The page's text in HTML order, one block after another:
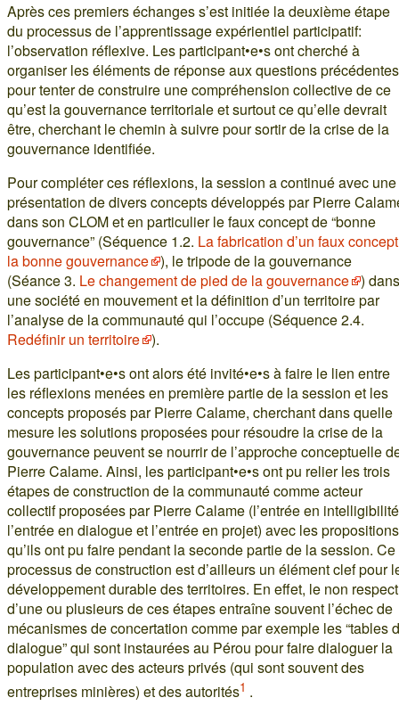
Après ces premiers échanges s’est initiée la deuxième étape
du processus de l’apprentissage expérientiel participatif:
l’observation réflexive. Les participant•e•s ont cherché à
organiser les éléments de réponse aux questions précédentes
pour tenter de construire une compréhension collective de ce
qu’est la gouvernance territoriale et surtout ce qu’elle devrait
être, cherchant le chemin à suivre pour sortir de la crise de la
gouvernance identifiée.
Pour compléter ces réflexions, la session a continué avec une
présentation de divers concepts développés par Pierre
dans son CLOM et en particulier le faux concept de “bonne
gouvernance” (Séquence 1.2. La fabrication d’un faux
la bonne gouvernance ), le tripode de la gouvernance
(Séance 3. Le changement de pied de la gouvernance ) dans
une société en mouvement et la définition d’un territoire par
l’analyse de la communauté qui l’occupe (Séquence 2.4.
Redéfinir un territoire ).
Les participant•e•s ont alors été invité•e•s à faire le lien entre
les réflexions menées en première partie de la session et les
concepts proposés par Pierre Calame, cherchant dans quelle
mesure les solutions proposées pour résoudre la crise de la
gouvernance peuvent se nourrir de l’approche conceptuelle
Pierre Calame. Ainsi, les participant•e•s ont pu relier les trois
étapes de construction de la communauté comme acteur
collectif proposées par Pierre Calame (l’entrée en
l’entrée en dialogue et l’entrée en projet) avec les propositions
qu’ils ont pu faire pendant la seconde partie de la session. Ce
processus de construction est d’ailleurs un élément clef pour
développement durable des territoires. En effet, le non respect
d’une ou plusieurs de ces étapes entraîne souvent l’échec de
mécanismes de concertation comme par exemple les “tables
dialogue” qui sont instaurées au Pérou pour faire dialoguer la
population avec des acteurs privés (qui sont souvent des
entreprises minières) et des autorités1 .